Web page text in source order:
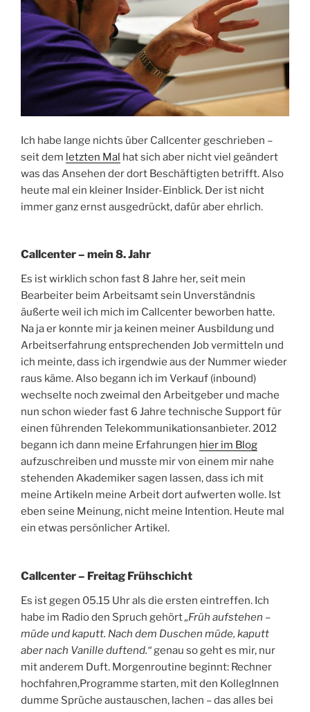
Ich habe lange nichts über Callcenter geschrieben –
seit dem letzten Mal hat sich aber nicht viel geändert
was das Ansehen der dort Beschäftigten betrifft. Also
heute mal ein kleiner Insider-Einblick. Der ist nicht
immer ganz ernst ausgedrückt, dafür aber ehrlich.
Callcenter – mein 8. Jahr
Es ist wirklich schon fast 8 Jahre her, seit mein
Bearbeiter beim Arbeitsamt sein Unverständnis
äußerte weil ich mich im Callcenter beworben hatte.
Na ja er konnte mir ja keinen meiner Ausbildung und
Arbeitserfahrung entsprechenden Job vermitteln und
ich meinte, dass ich irgendwie aus der Nummer wieder
raus käme. Also begann ich im Verkauf (inbound)
wechselte noch zweimal den Arbeitgeber und mache
nun schon wieder fast 6 Jahre technische Support für
einen führenden Telekommunikationsanbieter. 2012
begann ich dann meine Erfahrungen hier im Blog
aufzuschreiben und musste mir von einem mir nahe
stehenden Akademiker sagen lassen, dass ich mit
meine Artikeln meine Arbeit dort aufwerten wolle. Ist
eben seine Meinung, nicht meine Intention. Heute mal
ein etwas persönlicher Artikel.
Callcenter – Freitag Frühschicht
Es ist gegen 05.15 Uhr als die ersten eintreffen. Ich
habe im Radio den Spruch gehört„Früh aufstehen –
müde und kaputt. Nach dem Duschen müde, kaputt
aber nach Vanille duftend.“genau so geht es mir, nur
mit anderem Duft. Morgenroutine beginnt: Rechner
hochfahren,Programme starten, mit den KollegInnen
dumme Sprüche austauschen, lachen – das alles bei